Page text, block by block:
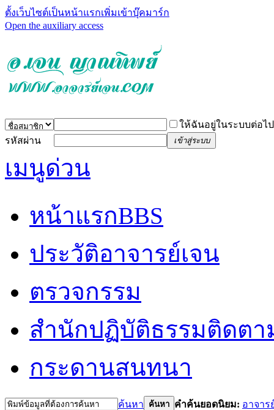
ตั้งเว็บไซต์เป็นหน้าแรกเพิ่มเข้าบุ๊คมาร์ก
Open the auxiliary access
ให้ฉันอยู่ในระบบต่อไป
รหัสผ่าน
เข้าสู่ระบบ
เมนูด่วน
หน้าแรกBBS
ประวัติอาจารย์เจน
ตรวจกรรม
สำนักปฏิบัติธรรมติดต
กระดานสนทนา
ค้นหา ค้นหา คำค้นยอดนิยม: อาจาร